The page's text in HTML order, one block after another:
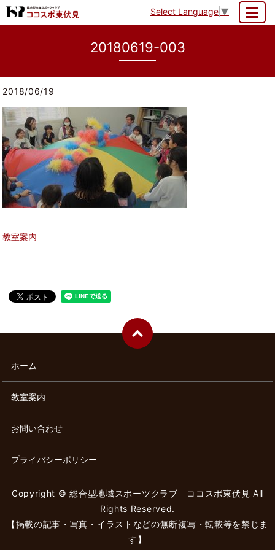
Select Language ▼
20180619-003
2018/06/19
教室案内
ホーム
教室案内
お問い合わせ
プライバシーポリシー
Copyright © 総合型地域スポーツクラブ ココスポ東伏見 All
Rights Reserved.
【掲載の記事・写真・イラストなどの無断複写・転載等を禁じま
す】